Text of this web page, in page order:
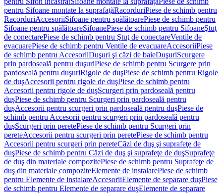
pentru Sifoane montate la suprafaţăRacorduriPiese de schimb pentru
RacorduriAccesoriiSifoane pentru spălătoarePiese de schimb pentru
Sifoane pentru spălătoareSifoanePiese de schimb pentru SifoaneŞtuţ
de conectarePiese de schimb pentru Ştuţ de conectareVentile de
evacuarePiese de schimb pentru Ventile de evacuareAccesoriiPiese
de schimb pentru AccesoriiDuşuri şi căzi de baieDuşuriScurgere
prin pardoseală pentru duşuriPiese de schimb pentru Scurgere prin
pardoseală pentru duşuriRigole de duşPiese de schimb pentru Rigole
de duşAccesorii pentru rigole de duşPiese de schimb pentru
Accesorii pentru rigole de duşScurgeri prin pardoseală pentru
duşPiese de schimb pentru Scurgeri prin pardoseală pentru
duşAccesorii pentru scurgeri prin pardoseală pentru duşPiese de
schimb pentru Accesorii pentru scurgeri prin pardoseală pentru
duşScurgeri prin peretePiese de schimb pentru Scurgeri prin
pereteAccesorii pentru scurgeri prin peretePiese de schimb pentru
Accesorii pentru scurgeri prin pereteCăzi de duş şi suprafeţe de
duşPiese de schimb pentru Căzi de duş şi suprafeţe de duşSuprafeţe
de duş din materiale compozitePiese de schimb pentru Suprafeţe de
duş din materiale compoziteElemente de instalarePiese de schimb
pentru Elemente de instalareAccesoriiElemente de separare duşPiese
de schimb pentru Elemente de separare duşElemente de separare